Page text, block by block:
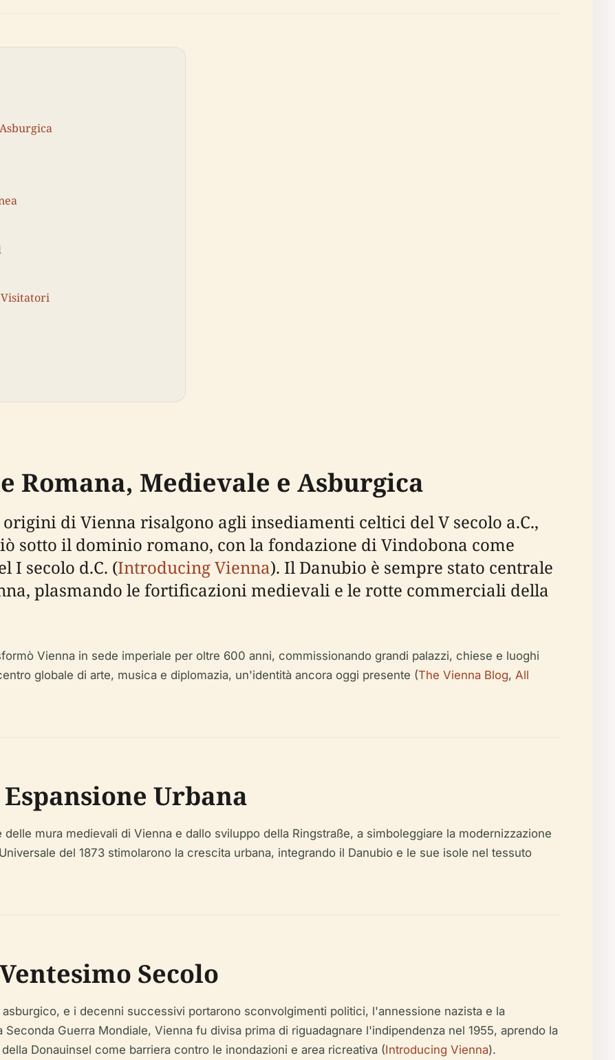
Visitatori
Romana, Medievale e Asburgica
origini di Vienna risalgono agli insediamenti celtici del V secolo a.C.,
sotto il dominio romano, con la fondazione di Vindobona come
I secolo d.C. (Introducing Vienna). Il Danubio è sempre stato centrale
plasmando le fortificazioni medievali e le rotte commerciali della
Vienna in sede imperiale per oltre 600 anni, commissionando grandi palazzi, chiese e luoghi
globale di arte, musica e diplomazia, un'identità ancora oggi presente (The Vienna Blog, All
Urbana
mura medievali di Vienna e dallo sviluppo della Ringstraße, a simboleggiare la modernizzazione
del 1873 stimolarono la crescita urbana, integrando il Danubio e le sue isole nel tessuto
Secolo
e i decenni successivi portarono sconvolgimenti politici, l'annessione nazista e la
Seconda Guerra Mondiale, Vienna fu divisa prima di riguadagnare l'indipendenza nel 1955, aprendo la
Donauinsel come barriera contro le inondazioni e area ricreativa (Introducing Vienna).